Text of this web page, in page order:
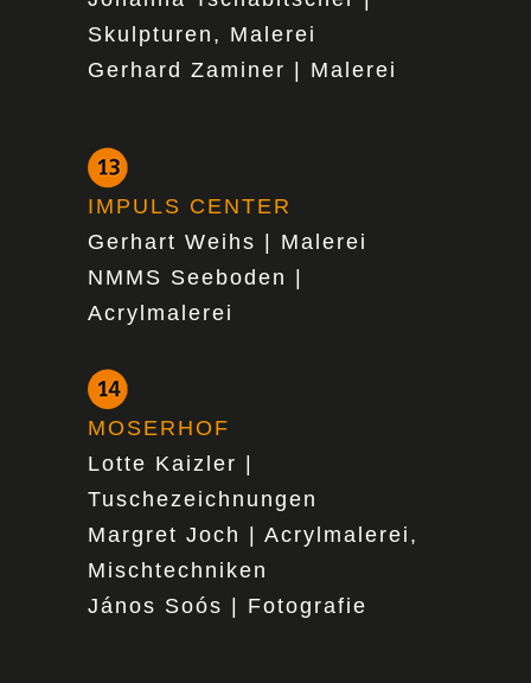
Skulpturen, Malerei
Gerhard Zaminer | Malerei
IMPULS CENTER
Gerhart Weihs | Malerei
NMMS Seeboden |
Acrylmalerei
MOSERHOF
Lotte Kaizler |
Tuschezeichnungen
Margret Joch | Acrylmalerei,
Mischtechniken
János Soós | Fotografie